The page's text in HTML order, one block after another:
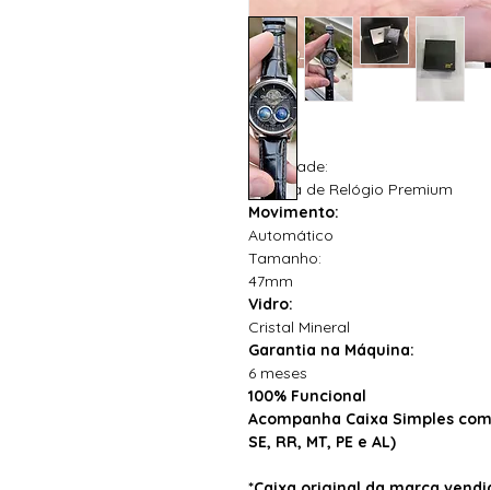
Qualidade:
Réplica de Relógio Premium
Movimento:
Automático
Tamanho:
47mm
Vidro:
Cristal Mineral
Garantia na Máquina:
6 meses
100% Funcional
Acompanha Caixa Simples
SE, RR, MT, PE e AL)